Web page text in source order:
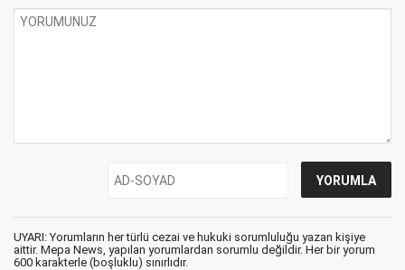
UYARI: Yorumların her türlü cezai ve hukuki sorumluluğu yazan kişiye
aittir. Mepa News, yapılan yorumlardan sorumlu değildir. Her bir yorum
600 karakterle (boşluklu) sınırlıdır.